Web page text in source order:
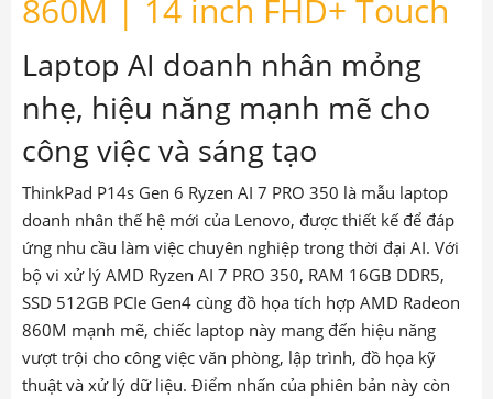
860M | 14 inch FHD+ Touch
Laptop AI doanh nhân mỏng
nhẹ, hiệu năng mạnh mẽ cho
công việc và sáng tạo
ThinkPad P14s Gen 6 Ryzen AI 7 PRO 350 là mẫu laptop
doanh nhân thế hệ mới của Lenovo, được thiết kế để đáp
ứng nhu cầu làm việc chuyên nghiệp trong thời đại AI. Với
bộ vi xử lý AMD Ryzen AI 7 PRO 350, RAM 16GB DDR5,
SSD 512GB PCIe Gen4 cùng đồ họa tích hợp AMD Radeon
860M mạnh mẽ, chiếc laptop này mang đến hiệu năng
vượt trội cho công việc văn phòng, lập trình, đồ họa kỹ
thuật và xử lý dữ liệu. Điểm nhấn của phiên bản này còn